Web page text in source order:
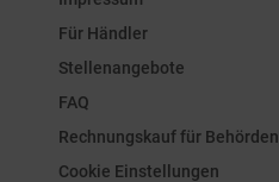
Für Händler
Stellenangebote
FAQ
Rechnungskauf für Behörden
Cookie Einstellungen